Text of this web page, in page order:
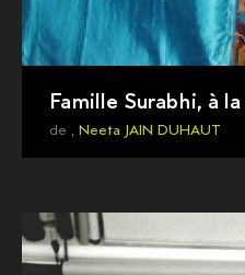
Famille Surabhi, à
de , Neeta JAIN DUHAUT